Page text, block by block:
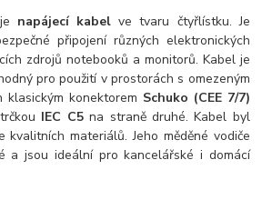
je napájecí kabelve tvaru čtyřlístku. Je
připojení různých elektronických
zdrojů notebooků a monitorů. Kabel je
pro použití v prostorách s omezeným
klasickým konektorem Schuko (CEE 7/7)
IEC C5na straně druhé. Kabel byl
kvalitních materiálů. Jeho měděné vodiče
a jsou ideální pro kancelářské i domácí